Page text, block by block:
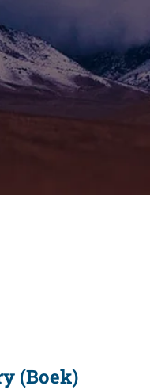
(Boek)